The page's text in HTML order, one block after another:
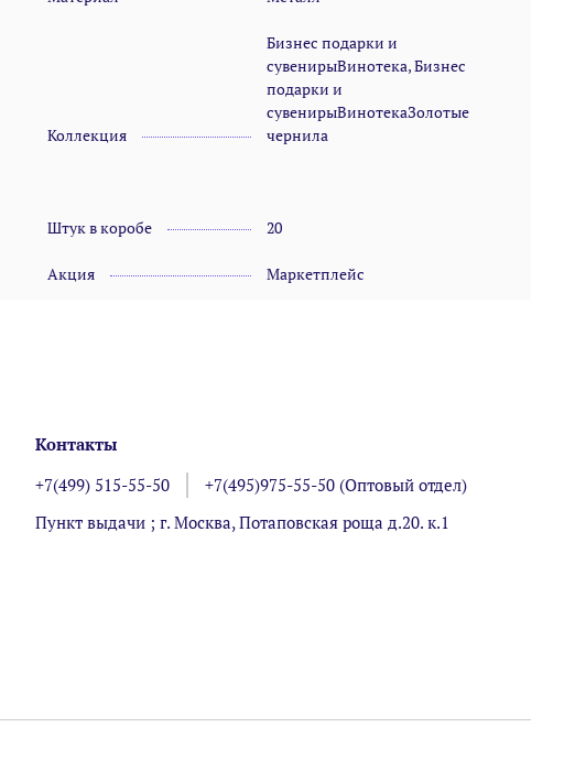
Коллекция
Бизнес подарки и
сувенирыВинотека, Бизнес
подарки и
сувенирыВинотекаЗолотые
чернила
Штук в коробе 20
Акция Маркетплейс
Контакты
+7(499) 515-55-50
+7(495)975-55-50 (Оптовый отдел)
Пункт выдачи ; г. Москва, Потаповская роща д.20. к.1